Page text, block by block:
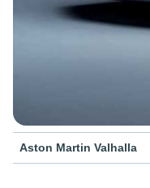
Aston Martin Valhalla